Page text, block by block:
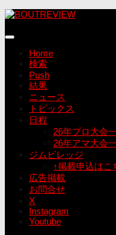
コ
テ
Home
検索
Push
結果
ニュース
トピックス
日程
26年プロ大会
26年アマ大会
ジムビレッジ
↑掲載申込はこ
広告掲載
お問合せ
X
Instagram
Youtube